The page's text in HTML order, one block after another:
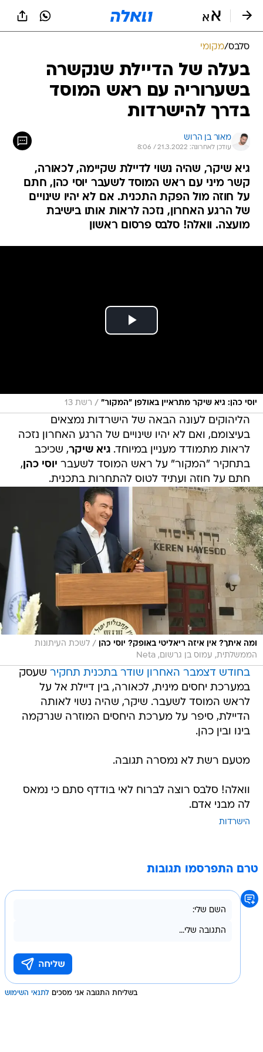
סלבס/מקומי
בעלה של הדיילת שנקשרה
בשערוריה עם ראש המוסד
בדרך להישרדות
מאור בן הרוש
עודכן לאחרונה: 21.3.2022 / 8:06
גיא שיקר, שהיה נשוי לדיילת שקיימה, לכאורה,
קשר מיני עם ראש המוסד לשעבר יוסי כהן, חתם
על חוזה מול הפקת התכנית. אם לא יהיו שינויים
של הרגע האחרון, נזכה לראות אותו בישיבת
מועצה. וואלה! סלבס פרסום ראשון
יוסי כהן: גיא שיקר מתראיין באולפן "המקור" / רשת 13
הליהוקים לעונה הבאה של הישרדות נמצאים
בעיצומם, ואם לא יהיו שינויים של הרגע האחרון נזכה
לראות מתמודד מעניין במיוחד.גיא שיקר, שכיכב
בתחקיר "המקור" על ראש המוסד לשעבר יוסי כהן,
חתם על חוזה ועתיד לטוס להתחרות בתכנית.
ומה איתך? אין איזה ריאליטי באופק? יוסי כהן / לשכת העיתונות
הממשלתית, עמוס בן גרשום, Neta
בחודש דצמבר האחרון שודר בתכנית תחקיר שעסק
במערכת יחסים מינית, לכאורה, בין דיילת אל על
לראש המוסד לשעבר. שיקר, שהיה נשוי לאותה
הדיילת, סיפר על מערכת היחסים המוזרה שנרקמה
בינו ובין כהן.
מטעם רשת לא נמסרה תגובה.
וואלה! סלבס רוצה לברוח לאי בודדף סתם כי נמאס
לה מבני אדם.
הישרדות
טרם התפרסמו תגובות
בשליחת התגובה אני מסכים לתנאי השימוש